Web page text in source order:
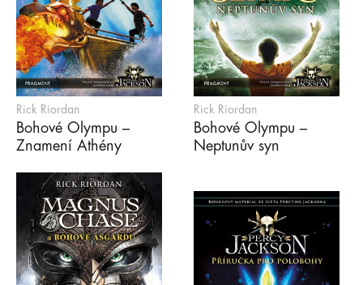
Rick Riordan
Bohové Olympu –
Znamení Athény
Rick Riordan
Bohové Olympu –
Neptunův syn